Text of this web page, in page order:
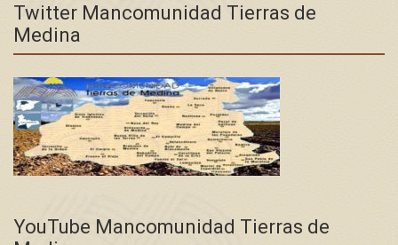
Twitter Mancomunidad Tierras de
Medina
YouTube Mancomunidad Tierras de